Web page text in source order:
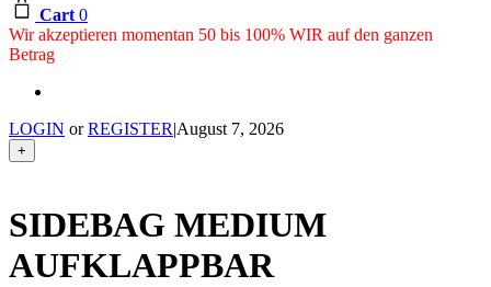
Cart 0
Wir akzeptieren momentan 50 bis 100% WIR auf den ganzen
Betrag
LOGIN orREGISTER|August 7, 2026
+
SIDEBAG MEDIUM
AUFKLAPPBAR